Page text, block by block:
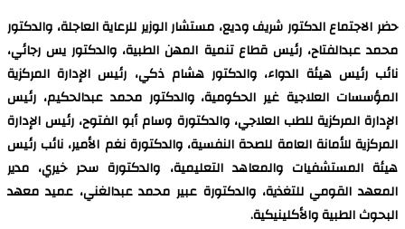
حضر الاجتماع الدكتور شريف وديع، مستشار الوزير للرعاية العاجلة، والدكتور
محمد عبدالفتاح، رئيس قطاع تنمية المهن الطبية، والدكتور يس رجائي،
نائب رئيس هيئة الدواء، والدكتور هشام ذكي، رئيس الإدارة المركزية
المؤسسات العلاجية غير الحكومية، والدكتور محمد عبدالحكيم، رئيس
الإدارة المركزية للطب العلاجي، والدكتورة وسام أبو الفتوح، رئيس الإدارة
المركزية للأمانة العامة للصحة النفسية، والدكتورة نغم الأمير، نائب رئيس
هيئة المستشفيات والمعاهد التعليمية، والدكتورة سحر خيري، مدير
المعهد القومي للتغذية، والدكتورة عبير محمد عبدالغني، عميد معهد
البحوث الطبية والأكلينيكية.